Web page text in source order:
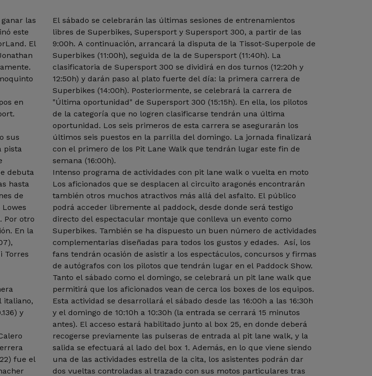
las
este
El
en
sus
pista
debuta
hasta
de
Por otro
En la
Torres
italiano,
y
fue el
El sábado se celebrarán las últimas sesiones de entrenamientos
libres de Superbikes, Supersport y Supersport 300, a partir de las
9:00h. A continuación, arrancará la disputa de la Tissot-Superpole de
Superbikes (11:00h), seguida de la de Supersport (11:40h). La
clasificatoria de Supersport 300 se dividirá en dos turnos (12:20h y
12:50h) y darán paso al plato fuerte del día: la primera carrera de
Superbikes (14:00h). Posteriormente, se celebrará la carrera de
"Última oportunidad" de Supersport 300 (15:15h). En ella, los pilotos
de la categoría que no logren clasificarse tendrán una última
oportunidad. Los seis primeros de esta carrera se asegurarán los
últimos seis puestos en la parrilla del domingo. La jornada finalizará
con el primero de los Pit Lane Walk que tendrán lugar este fin de
semana (16:00h).
Intenso programa de actividades con pit lane walk o vuelta en moto
Los aficionados que se desplacen al circuito aragonés encontrarán
también otros muchos atractivos más allá del asfalto. El público
podrá acceder libremente al paddock, desde donde será testigo
directo del espectacular montaje que conlleva un evento como
Superbikes. También se ha dispuesto un buen número de actividades
complementarias diseñadas para todos los gustos y edades. Así, los
fans tendrán ocasión de asistir a los espectáculos, concursos y firmas
de autógrafos con los pilotos que tendrán lugar en el Paddock Show.
Tanto el sábado como el domingo, se celebrará un pit lane walk que
permitirá que los aficionados vean de cerca los boxes de los equipos.
Esta actividad se desarrollará el sábado desde las 16:00h a las 16:30h
y el domingo de 10:10h a 10:30h (la entrada se cerrará 15 minutos
antes). El acceso estará habilitado junto al box 25, en donde deberá
recogerse previamente las pulseras de entrada al pit lane walk, y la
salida se efectuará al lado del box 1. Además, en lo que viene siendo
una de las actividades estrella de la cita, los asistentes podrán dar
dos vueltas controladas al trazado con sus motos particulares tras